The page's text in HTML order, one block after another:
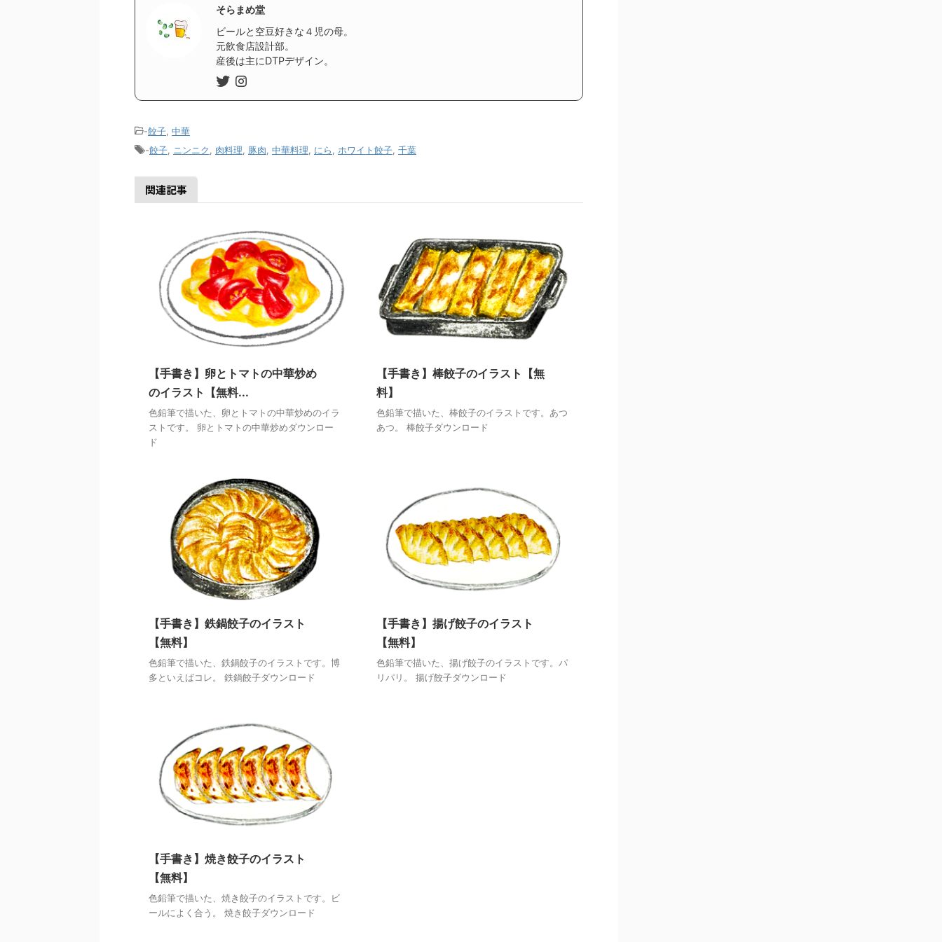
そらまめ堂
ビールと空豆好きな４児の母。
元飲食店設計部。
産後は主にDTPデザイン。
-餃子 中華
-餃子 ニンニク 肉料理 豚肉 中華料理 にら ホワイト餃子 千葉
関連記事
【手書き】卵とトマトの中華炒め
のイラスト【無料...
色鉛筆で描いた、卵とトマトの中華炒めのイラ
ストです。 卵とトマトの中華炒めダウンロー
ド
【手書き】棒餃子のイラスト【無
料】
色鉛筆で描いた、棒餃子のイラストです。あつ
あつ。 棒餃子ダウンロード
【手書き】鉄鍋餃子のイラスト
【無料】
色鉛筆で描いた、鉄鍋餃子のイラストです。博
多といえばコレ。 鉄鍋餃子ダウンロード
【手書き】揚げ餃子のイラスト
【無料】
色鉛筆で描いた、揚げ餃子のイラストです。パ
リパリ。 揚げ餃子ダウンロード
【手書き】焼き餃子のイラスト
【無料】
色鉛筆で描いた、焼き餃子のイラストです。ビ
ールによく合う。 焼き餃子ダウンロード